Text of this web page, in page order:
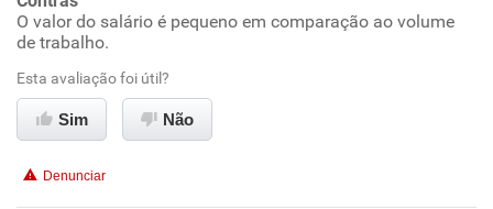
Conciliação com a vida familiar
Benefícios
Recomenda esta empresa
Recomenda a diretoria
O valor do salário é pequeno em comparação ao volume
de trabalho.
Esta avaliação foi útil?
Sim Não
Denunciar